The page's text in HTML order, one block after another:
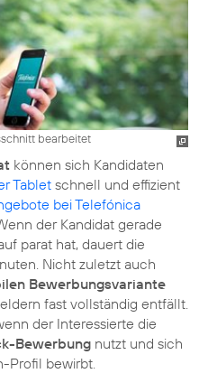
bearbeitet
können sich Kandidaten
Tablet schnell und effizient
bei Telefónica
der Kandidat gerade
parat hat, dauert die
Nicht zuletzt auch
Bewerbungsvariante
fast vollständig entfällt.
der Interessierte die
Bewerbung nutzt und sich
Profil bewirbt.